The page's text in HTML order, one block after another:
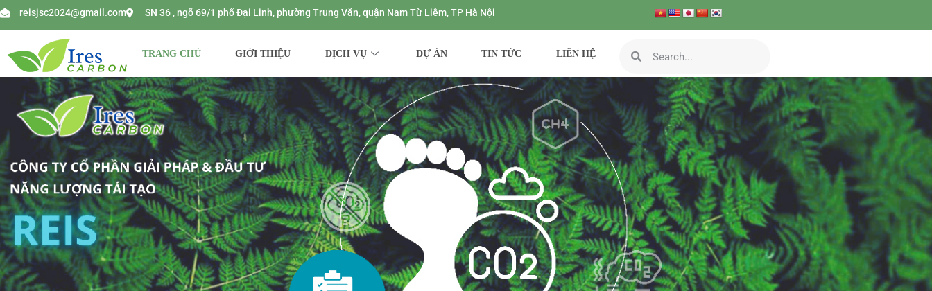
reisjsc2024@gmail.com SN 36 , ngõ 69/1 phố Đại Linh, phường Trung Văn, quận Nam Từ Liêm, TP Hà Nội
TRANG CHỦ GIỚI THIỆU DỊCH VỤ DỰ ÁN TIN TỨC LIÊN HỆ